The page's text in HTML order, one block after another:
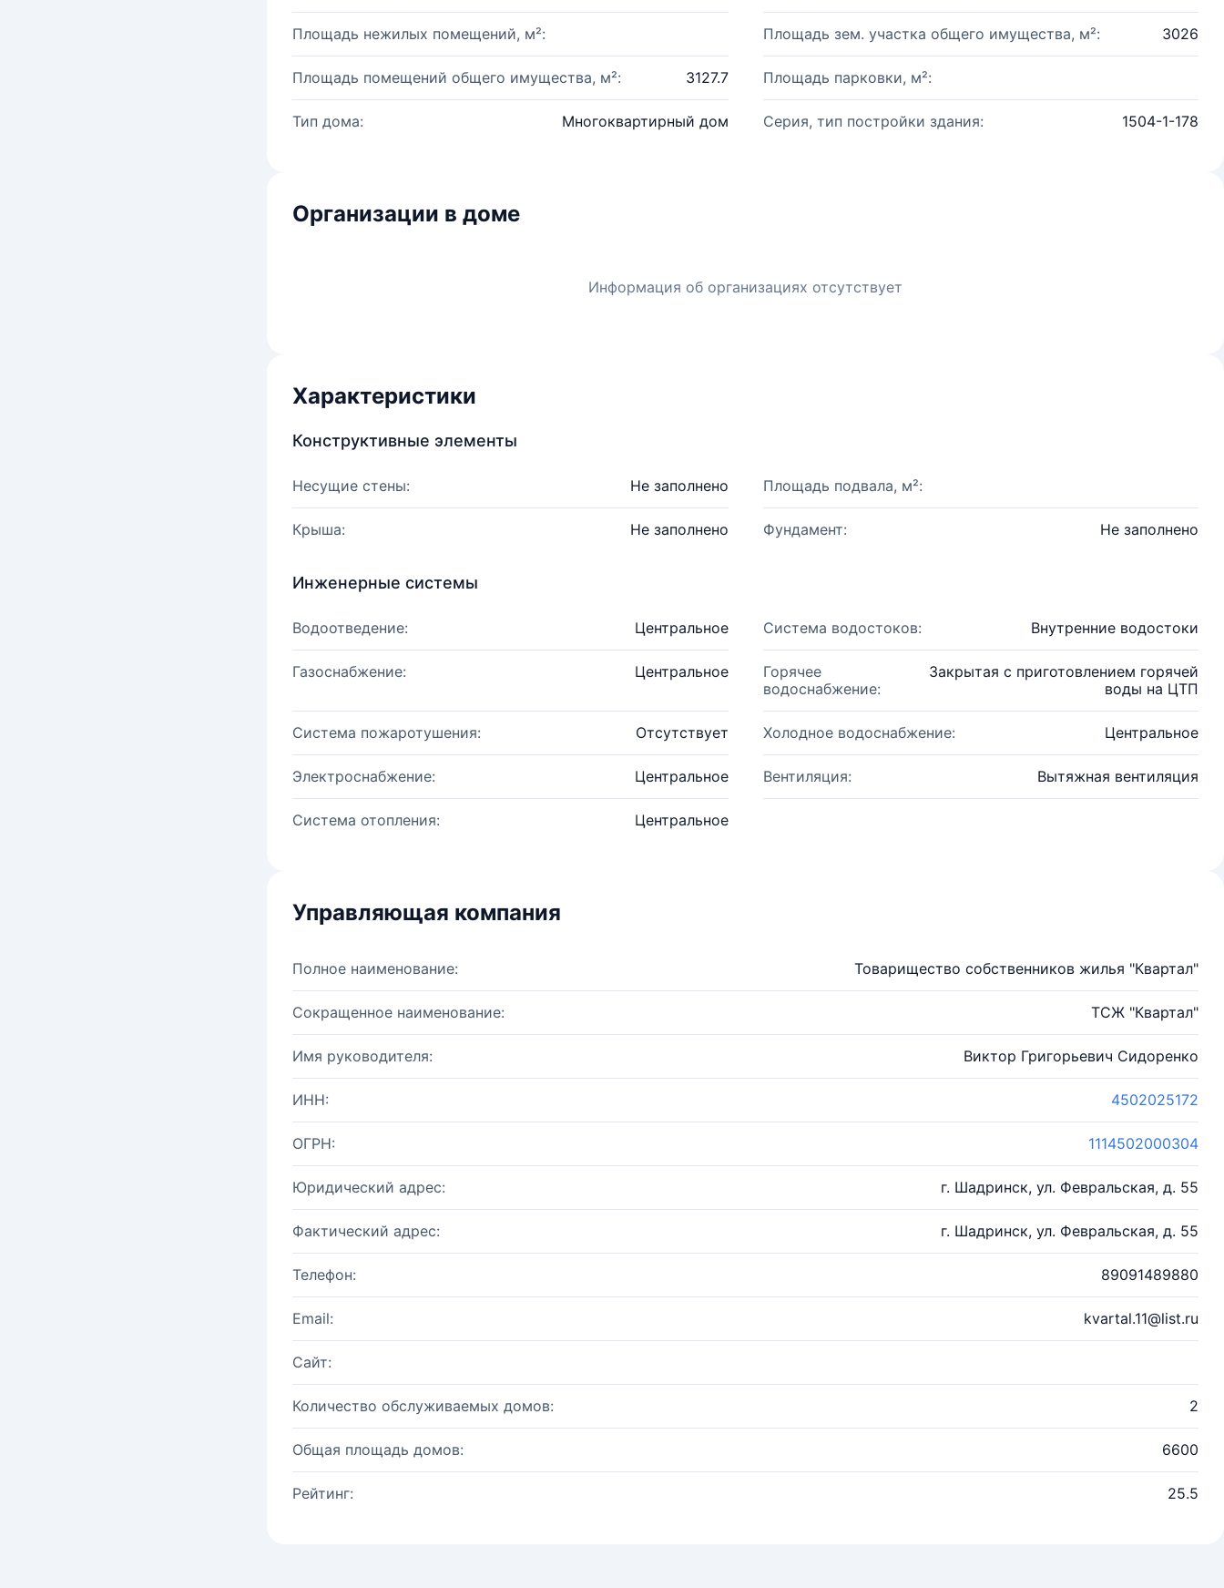
Площадь нежилых помещений, м²: Площадь зем. участка общего имущества, м²: 3026
Площадь помещений общего имущества, м²: 3127.7 Площадь парковки, м²:
Тип дома: Многоквартирный дом Серия, тип постройки здания: 1504-1-178
Организации в доме
Информация об организациях отсутствует
Характеристики
Конструктивные элементы
Несущие стены: Не заполнено Площадь подвала, м²:
Крыша: Не заполнено Фундамент: Не заполнено
Инженерные системы
Водоотведение: Центральное Система водостоков: Внутренние водостоки
Газоснабжение: Центральное
Горячее
водоснабжение:
Закрытая с приготовлением горячей
воды на ЦТП
Система пожаротушения: Отсутствует Холодное водоснабжение: Центральное
Электроснабжение: Центральное Вентиляция: Вытяжная вентиляция
Система отопления: Центральное
Управляющая компания
Полное наименование: Товарищество собственников жилья "Квартал"
Сокращенное наименование: ТСЖ "Квартал"
Имя руководителя: Виктор Григорьевич Сидоренко
ИНН: 4502025172
ОГРН: 1114502000304
Юридический адрес: г. Шадринск, ул. Февральская, д. 55
Фактический адрес: г. Шадринск, ул. Февральская, д. 55
Телефон: 89091489880
Email: kvartal.11@list.ru
Сайт:
Количество обслуживаемых домов: 2
Общая площадь домов: 6600
Рейтинг: 25.5